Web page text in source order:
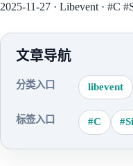
2025-11-27 · Libevent · #C
文章导航
分类入口 libevent
标签入口 #C